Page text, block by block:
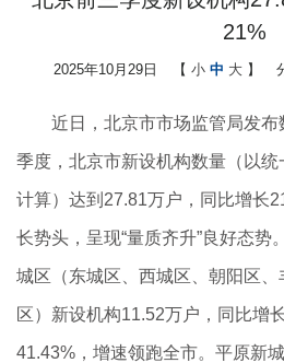
21%
2025年10月29日 【 小 中 大 】
近日，北京市市场监管局发
季度，北京市新设机构数量（以
计算）达到27.81万户，同比增长
长势头，呈现“量质齐升”良好态势
城区（东城区、西城区、朝阳区
区）新设机构11.52万户，同比增
41.43%，增速领跑全市。平原新